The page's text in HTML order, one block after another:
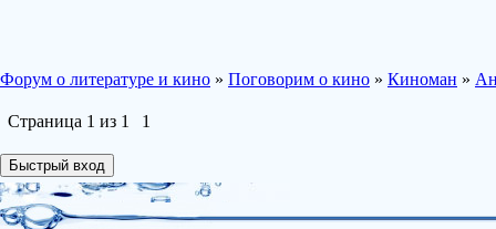
Форум о литературе и кино » Поговорим о кино » Киноман »
Страница 1 из 1 1